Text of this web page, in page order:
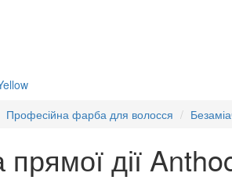
Професійна фарба для волосся
дії